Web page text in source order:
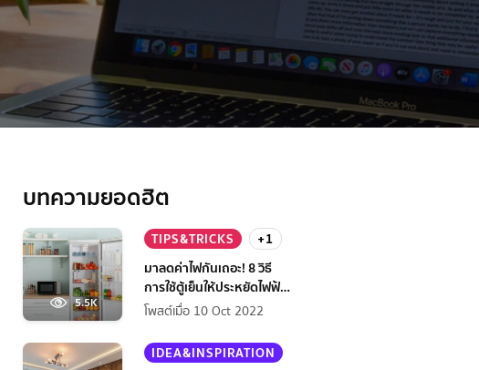
บทความยอดฮิต
5.5K
TIPS&TRICKS
+1
มาลดค่าไฟกันเถอะ! 8 วิธี
การใช้ตู้เย็นให้ประหยัดไฟฟ้า
กว่าเดิม
โพสต์เมื่อ 10 Oct 2022
IDEA&INSPIRATION